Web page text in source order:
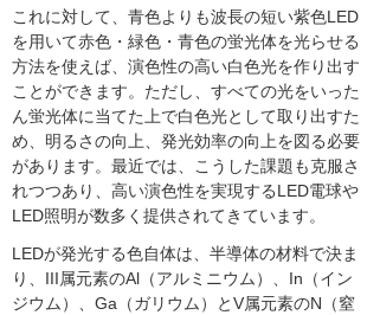
これに対して、青色よりも波長の短い紫色LED
を用いて赤色・緑色・青色の蛍光体を光らせる
方法を使えば、演色性の高い白色光を作り出す
ことができます。ただし、すべての光をいった
ん蛍光体に当てた上で白色光として取り出すた
め、明るさの向上、発光効率の向上を図る必要
があります。最近では、こうした課題も克服さ
れつつあり、高い演色性を実現するLED電球や
LED照明が数多く提供されてきています。
LEDが発光する色自体は、半導体の材料で決ま
り、III属元素のAl（アルミニウム）、In（イン
ジウム）、Ga（ガリウム）とV属元素のN（窒